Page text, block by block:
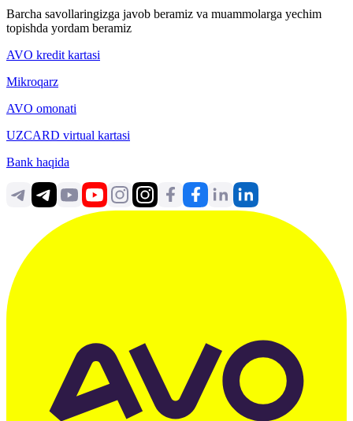
Barcha savollaringizga javob beramiz va muammolarga yechim
topishda yordam beramiz
AVO kredit kartasi
Mikroqarz
AVO omonati
UZCARD virtual kartasi
Bank haqida